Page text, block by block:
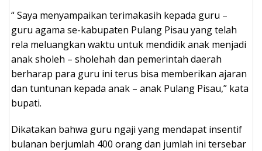
“ Saya menyampaikan terimakasih kepada guru –
guru agama se-kabupaten Pulang Pisau yang telah
rela meluangkan waktu untuk mendidik anak menjadi
anak sholeh – sholehah dan pemerintah daerah
berharap para guru ini terus bisa memberikan ajaran
dan tuntunan kepada anak – anak Pulang Pisau,” kata
bupati.
Dikatakan bahwa guru ngaji yang mendapat insentif
bulanan berjumlah 400 orang dan jumlah ini tersebar